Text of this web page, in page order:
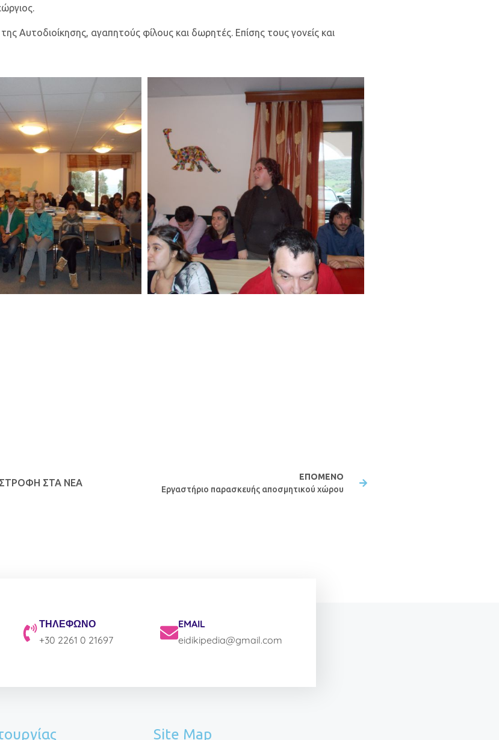
Αυτοδιοίκησης, αγαπητούς φίλους και δωρητές. Επίσης τους γονείς και
ΣΤΑ ΝΕΑ
ΕΠΌΜΕΝΟ
Εργαστήριο παρασκευής αποσμητικού χώρου
ΤΗΛΕΦΩΝΟ
+30 2261 0 21697
EMAIL
eidikipedia@gmail.com
Site Map